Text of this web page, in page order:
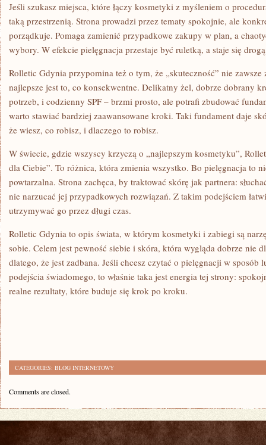
Jeśli szukasz miejsca, które łączy kosmetyki z myśleniem o
taką przestrzenią. Strona prowadzi przez tematy spokojnie, ale
porządkuje. Pomaga zamienić przypadkowe zakupy w plan, a
wybory. W efekcie pielęgnacja przestaje być ruletką, a staje się
Rolletic Gdynia przypomina też o tym, że „skuteczność” nie zawsze
najlepsze jest to, co konsekwentne. Delikatny żel, dobrze dobrany
potrzeb, i codzienny SPF – brzmi prosto, ale potrafi zbudować
warto stawiać bardziej zaawansowane kroki. Taki fundament daje
że wiesz, co robisz, i dlaczego to robisz.
W świecie, gdzie wszyscy krzyczą o „najlepszym kosmetyku”,
dla Ciebie”. To różnica, która zmienia wszystko. Bo pielęgnacja to
powtarzalna. Strona zachęca, by traktować skórę jak partnera:
nie narzucać jej przypadkowych rozwiązań. Z takim podejściem
utrzymywać go przez długi czas.
Rolletic Gdynia to opis świata, w którym kosmetyki i zabiegi są
sobie. Celem jest pewność siebie i skóra, która wygląda dobrze nie
dlatego, że jest zadbana. Jeśli chcesz czytać o pielęgnacji w sposób
podejścia świadomego, to właśnie taka jest energia tej strony:
realne rezultaty, które buduje się krok po kroku.
CATEGORIES: BLOG INTERNETOWY
Comments are closed.